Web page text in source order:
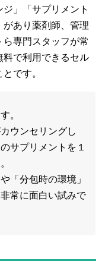
」「サプリメント
あり薬剤師、管理
専門スタッフが常
料で利用できるセル
です。
。
ウンセリングし
サプリメントを１
「分包時の環境」
常に面白い試みで